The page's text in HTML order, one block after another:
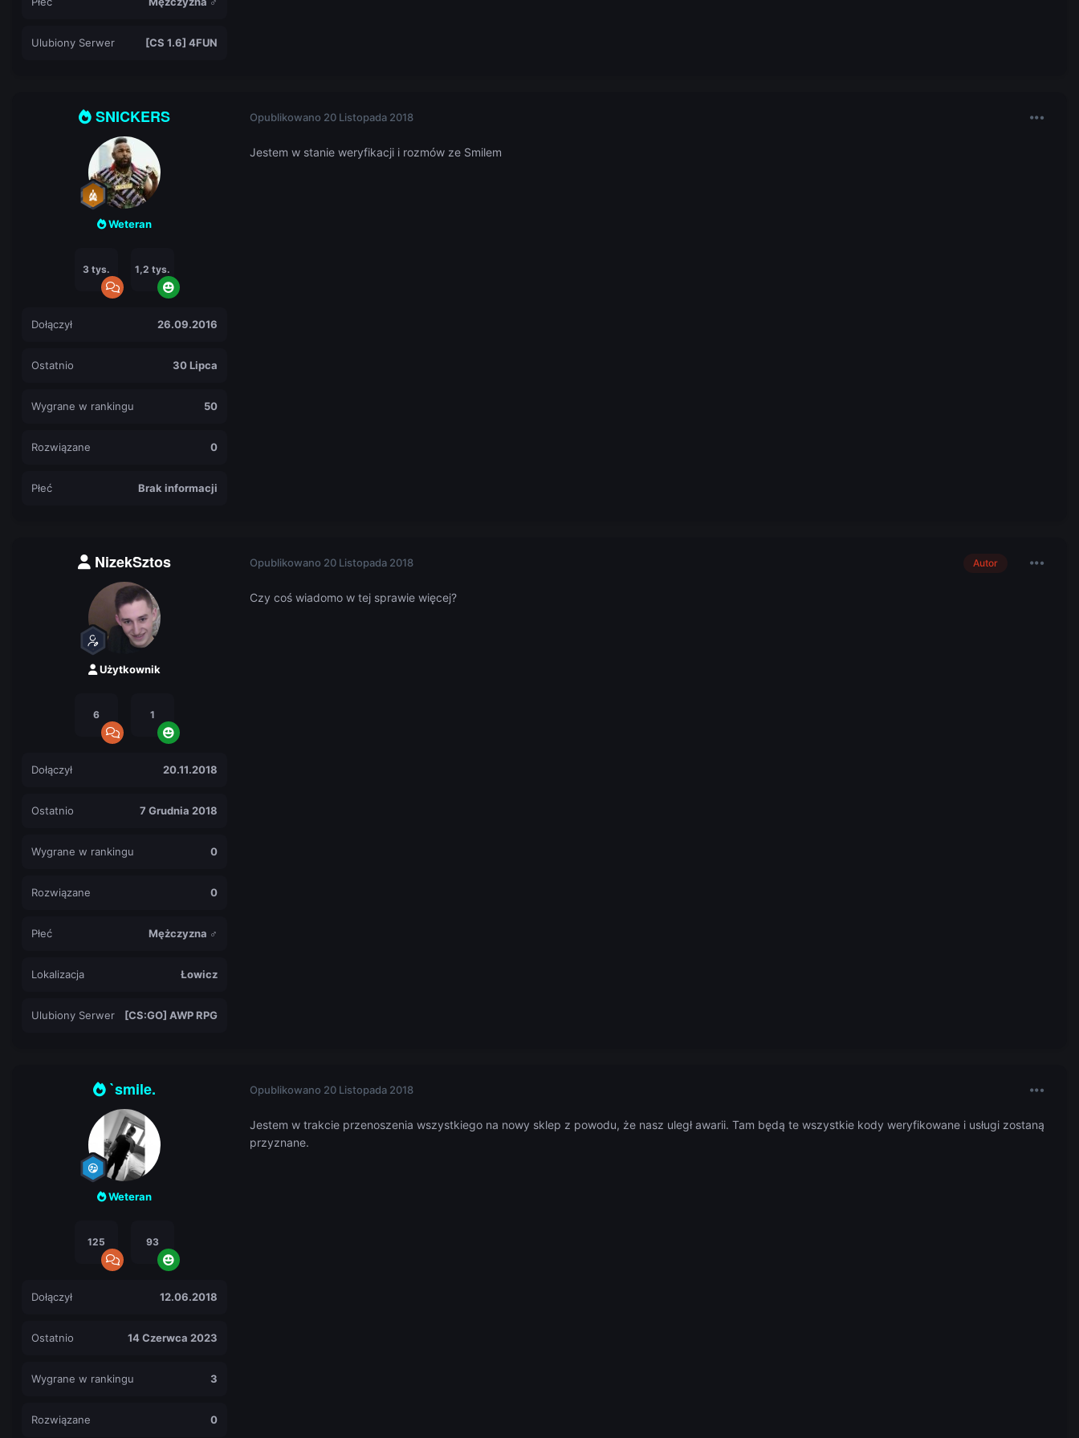
Ulubiony Serwer [CS 1.6] 4FUN
SNICKERS
Weteran
3 tys. 1,2 tys.
Dołączył 26.09.2016
Ostatnio 30 Lipca
Wygrane w rankingu 50
Rozwiązane 0
Płeć Brak informacji
Opublikowano 20 Listopada 2018
Jestem w stanie weryfikacji i rozmów ze Smilem
NizekSztos
Użytkownik
6 1
Dołączył 20.11.2018
Ostatnio 7 Grudnia 2018
Wygrane w rankingu 0
Rozwiązane 0
Płeć Mężczyzna ♂
Lokalizacja Łowicz
Ulubiony Serwer [CS:GO] AWP RPG
Autor
Opublikowano 20 Listopada 2018
Czy coś wiadomo w tej sprawie więcej?
`smile.
Weteran
125 93
Dołączył 12.06.2018
Ostatnio 14 Czerwca 2023
Wygrane w rankingu 3
Rozwiązane 0
Opublikowano 20 Listopada 2018
Jestem w trakcie przenoszenia wszystkiego na nowy sklep z powodu, że nasz uległ awarii. Tam będą te wszystkie kody weryfikowane i usługi zostaną
przyznane.